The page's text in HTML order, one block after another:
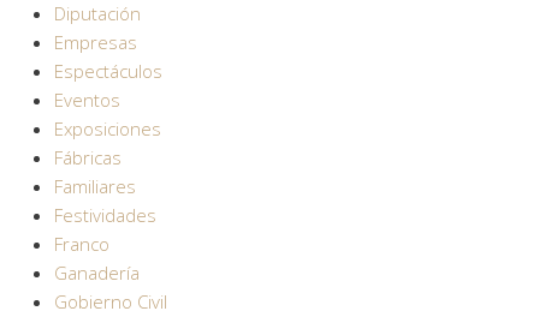
Diputación
Empresas
Espectáculos
Eventos
Exposiciones
Fábricas
Familiares
Festividades
Franco
Ganadería
Gobierno Civil